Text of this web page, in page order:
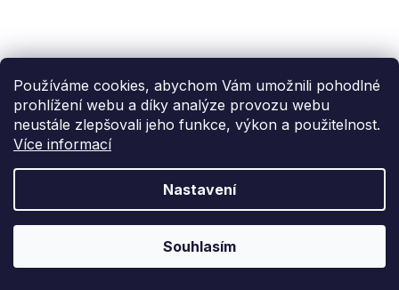
Používáme cookies, abychom Vám umožnili pohodlné
prohlížení webu a díky analýze provozu webu
neustále zlepšovali jeho funkce, výkon a použitelnost.
Více informací
Nastavení
Souhlasím